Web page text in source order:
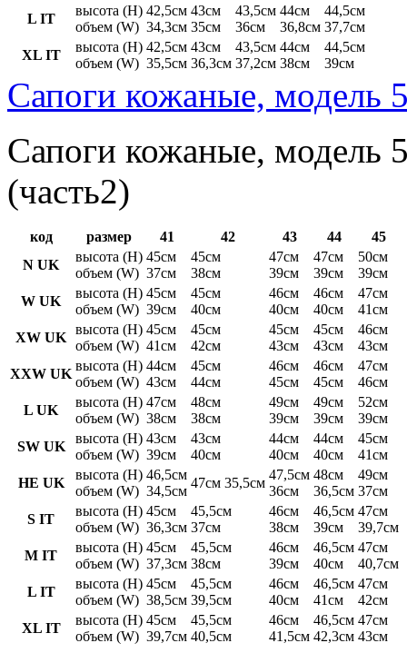
L IT
высота (H)
объем (W)
42,5см
34,3см
43см
35см
43,5см
36см
44см
36,8см
44,5см
37,7см
XL IT
высота (H)
объем (W)
42,5см
35,5см
43см
36,3см
43,5см
37,2см
44см
38см
44,5см
39см
Сапоги кожаные, модель
Сапоги кожаные, модель
(часть2)
код размер 41 42 43 44
45
N UK
высота (H)
объем (W)
45см
37см
45см
38см
47см
39см
47см
39см
50см
39см
W UK
высота (H)
объем (W)
45см
39см
45см
40см
46см
40см
46см
40см
47см
41см
XW UK
высота (H)
объем (W)
45см
41см
45см
42см
45см
43см
45см
43см
46см
43см
XXW UK
высота (H)
объем (W)
44см
43см
45см
44см
46см
45см
46см
45см
47см
46см
L UK
высота (H)
объем (W)
47см
38см
48см
38см
49см
39см
49см
39см
52см
39см
SW UK
высота (H)
объем (W)
43см
39см
43см
40см
44см
40см
44см
40см
45см
41см
HE UK
высота (H)
объем (W)
46,5см
34,5см
47см 35,5см
47,5см
36см
48см
36,5см
49см
37см
S IT
высота (H)
объем (W)
45см
36,3см
45,5см
37см
46см
38см
46,5см
39см
47см
39,7см
M IT
высота (H)
объем (W)
45см
37,3см
45,5см
38см
46см
39см
46,5см
40см
47см
40,7см
L IT
высота (H)
объем (W)
45см
38,5см
45,5см
39,5см
46см
40см
46,5см
41см
47см
42см
XL IT
высота (H)
объем (W)
45см
39,7см
45,5см
40,5см
46см
41,5см
46,5см
42,3см
47см
43см